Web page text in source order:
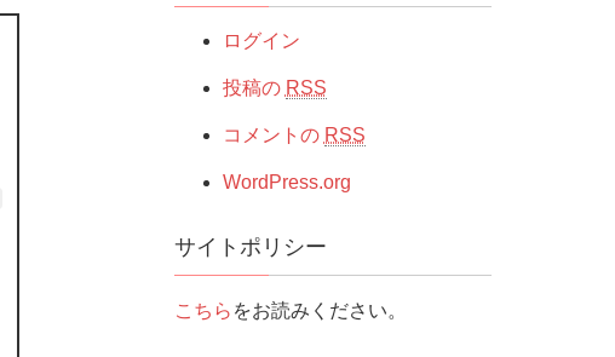
ログイン
投稿の RSS
コメントの RSS
WordPress.org
サイトポリシー
こちら をお読みください。